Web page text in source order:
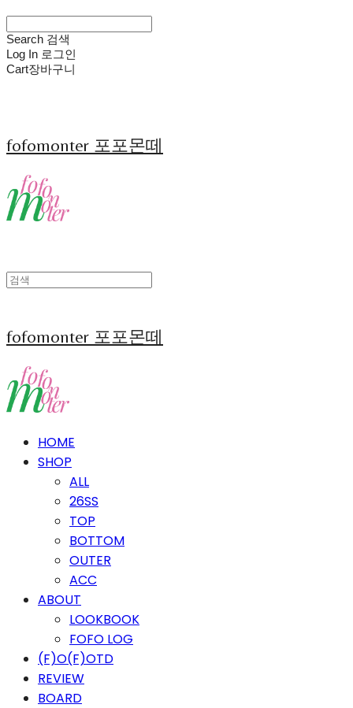
Search 검색
Log In 로그인
Cart장바구니
fofomonter 포포몬떼
fofomonter 포포몬떼
HOME
SHOP
ALL
26SS
TOP
BOTTOM
OUTER
ACC
ABOUT
LOOKBOOK
FOFO LOG
(F)O(F)OTD
REVIEW
BOARD